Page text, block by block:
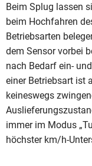
Beim Splug lassen
beim Hochfahren
Betriebsarten
dem Sensor vorbei
nach Bedarf ein-
einer Betriebsart ist
keineswegs
immer im Modus
höchster km/h-